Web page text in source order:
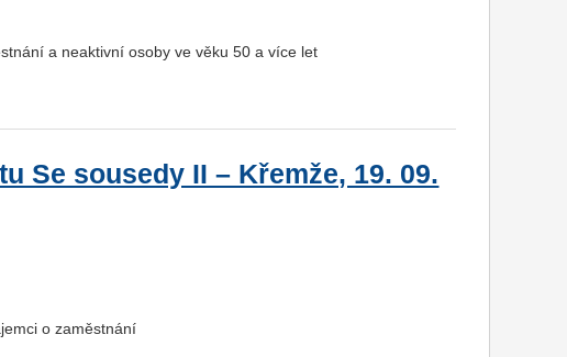
a neaktivní osoby ve věku 50 a více let
Se sousedy II – Křemže, 19. 09.
o zaměstnání